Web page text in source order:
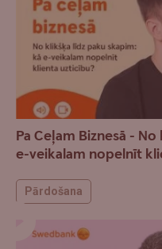
Pa Ceļam Biznesā -
e-veikalam nopelnīt
Pārdošana